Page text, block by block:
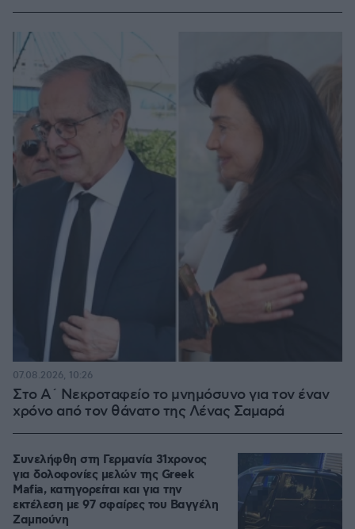
Στο Α΄ Νεκροταφείο το μνημόσυνο για τον έναν
χρόνο από τον θάνατο της Λένας Σαμαρά
07.08.2026, 10:26
Συνελήφθη στη Γερμανία 31χρονος
για δολοφονίες μελών της Greek
Mafia, κατηγορείται και για την
εκτέλεση με 97 σφαίρες του Βαγγέλη
Ζαμπούνη